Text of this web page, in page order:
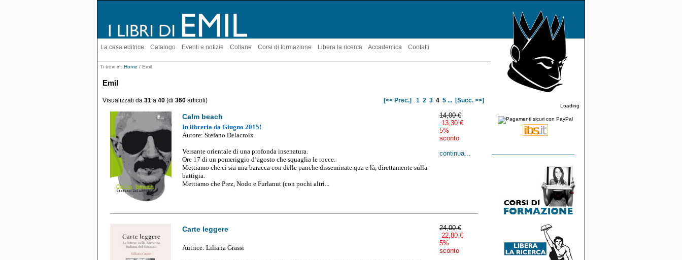
La casa editrice Catalogo Eventi e notizie Collane Corsi di formazione Libera la ricerca Accademica Contatti
Ti trovi in: Home / Emil
Emil
Visualizzati da 31 a 40 (di 360 articoli) [<< Prec.] 1 2 3 4 5 ... [Succ. >>]
Calm beach
In libreria da Giugno 2015!
Autore: Stefano Delacroix
Versante orientale di una profonda insenatura.
Ore 17 di un pomeriggio d’agosto che squaglia le rocce.
Mettiamo che ci sia una baracca con delle panche disseminate qua e là, direttamente sulla
battigia.
Mettiamo che Prez, Nodo e Furlanut (con pochi altri...
14,00 €
13,30 €
5%
sconto
continua...
Carte leggere
Autrice: Liliana Grassi
24,00 €
22,80 €
5%
sconto
Loading